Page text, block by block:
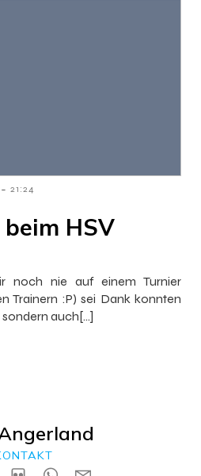
- 21:24
HSV
noch nie auf einem Turnier
Trainern :P) sei Dank konnten
sondern auch[…]